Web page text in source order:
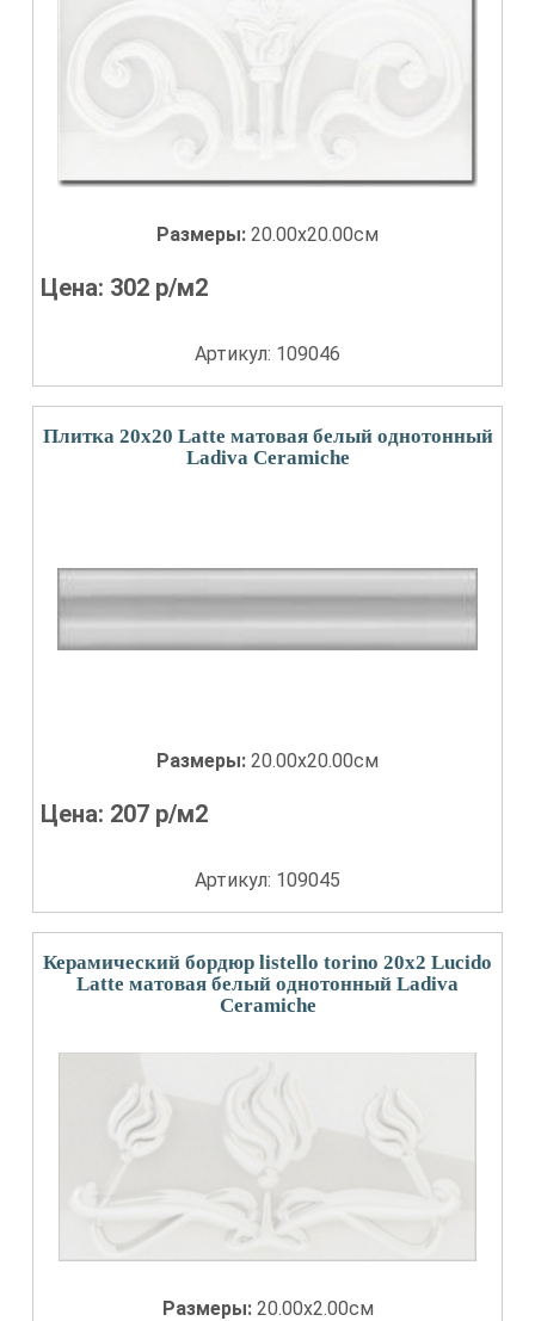
Размеры: 20.00x20.00см
Цена: 302 р/м2
Артикул: 109046
Плитка 20x20 Latte матовая белый однотонный
Ladiva Сeramiche
Размеры: 20.00x20.00см
Цена: 207 р/м2
Артикул: 109045
Керамический бордюр listello torino 20x2 Lucido
Latte матовая белый однотонный Ladiva
Сeramiche
Размеры: 20.00x2.00см